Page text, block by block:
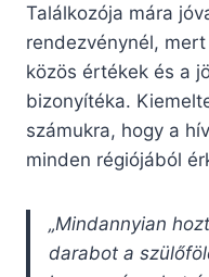
Találkozója mára
rendezvénynél,
közös értékek és a
bizonyítéka.
számukra, hogy a
minden régiójából
„Mindannyian
darabot a